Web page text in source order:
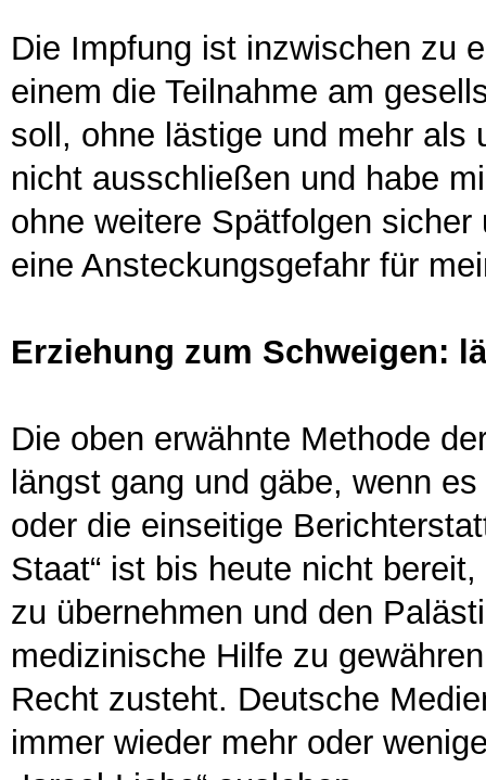
Die Impfung ist inzwischen zu
einem die Teilnahme am
soll, ohne lästige und mehr als
nicht ausschließen und habe
ohne weitere Spätfolgen
eine Ansteckungsgefahr für
Erziehung zum Schweigen:
Die oben erwähnte Methode
längst gang und gäbe, wenn
oder die einseitige
Staat“ ist bis heute nicht
zu übernehmen und den
medizinische Hilfe zu
Recht zusteht. Deutsche
immer wieder mehr oder